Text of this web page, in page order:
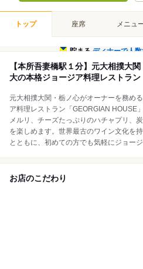
トップ 座席 メニュ
貯まるディナーで人
【本所吾妻橋駅１分】元大相撲大
大の本格ジョージア料理レストラン
元大相撲大関・栃ノ心がオーナーを務め
ア料理レストラン「GEORGIAN HOUSE
メルリ、チーズたっぷりのハチャプリ、
を楽しめます。世界最古のワイン文化を
とともに、初めての方でも気軽にジョー
お店のこだわり